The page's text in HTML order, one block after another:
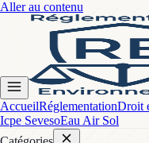
Aller au contenu
AccueilRéglementationDroit
Icpe SevesoEau Air Sol